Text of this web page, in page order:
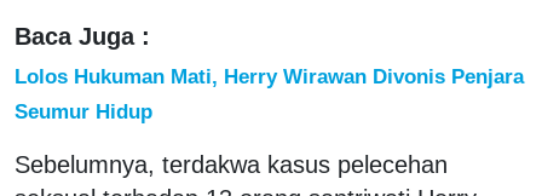
Baca Juga :
Lolos Hukuman Mati, Herry Wirawan Divonis Penjara
Seumur Hidup
Sebelumnya, terdakwa kasus pelecehan